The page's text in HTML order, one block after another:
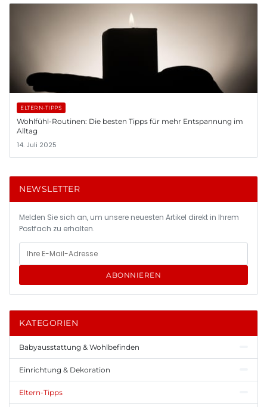
ELTERN-TIPPS
Wohlfühl-Routinen: Die besten Tipps für mehr Entspannung im
Alltag
14. Juli 2025
NEWSLETTER
Melden Sie sich an, um unsere neuesten Artikel direkt in Ihrem
Postfach zu erhalten.
ABONNIEREN
KATEGORIEN
Babyausstattung & Wohlbefinden
Einrichtung & Dekoration
Eltern-Tipps